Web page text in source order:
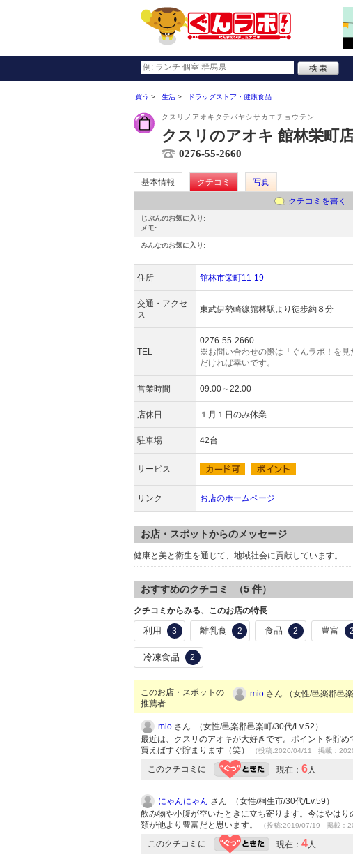
買う 生活 ドラッグストア・健康食品
クスリノアオキタテバヤシサカエチョウテン
クスリのアオキ 館林栄町
0276-55-2660
基本情報 クチコミ
写真
クチコミを書く
じぶんのお気に入り:
メモ:
みんなのお気に入り:
住所 館林市栄町11-19
交通・アクセ
ス
東武伊勢崎線館林駅より徒歩約８分
TEL
0276-55-2660
※お問い合わせの際は「ぐんラボ！を見
だければ幸いです。
営業時間 09:00～22:00
店休日 １月１日のみ休業
駐車場 42台
サービス
リンク お店のホームページ
お店・スポットからのメッセージ
健康と美と衛生を通じて、地域社会に貢献しています。
おすすめのクチコミ （5 件）
クチコミからみる、このお店の特長
利用 3 離乳食 2 食品 2 豊富 2
冷凍食品 2
このお店・スポットの
推薦者
mio さん （女性/邑楽郡邑
mio さん （女性/邑楽郡邑楽町/30代/Lv.52）
最近は、クスリのアオキが大好きです。ポイントを貯
買えばすぐ貯まります（笑）
（投稿:2020/04/11 掲載：
このクチコミに 現在： 6人
にゃんにゃん さん （女性/桐生市/30代/Lv.59）
飲み物や小腹が空いたときに立ち寄ります。今はやは
類が他より豊富だと思います。
（投稿:2019/07/19 掲載：
このクチコミに 現在： 4人